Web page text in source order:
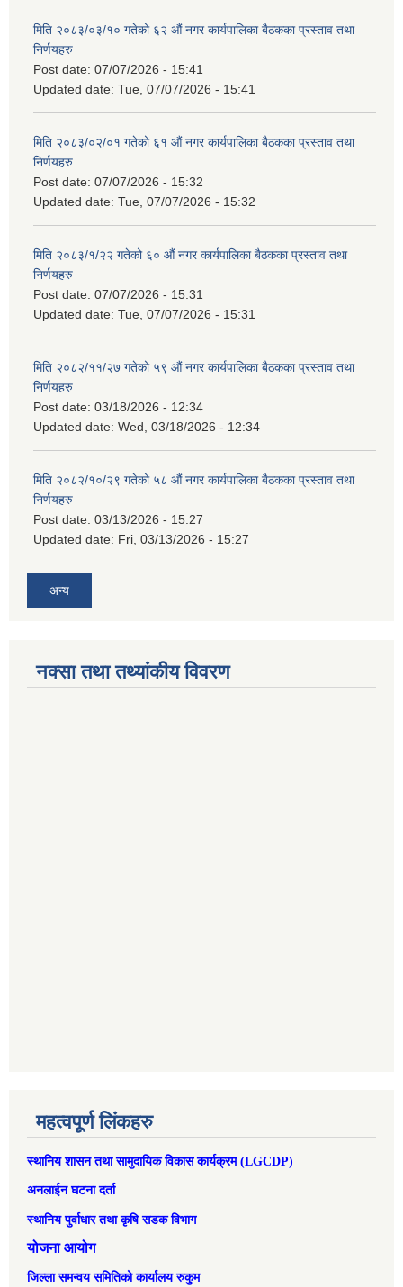
मिति २०८३/०३/१० गतेको ६२ औं नगर कार्यपालिका बैठकका प्रस्ताव तथा
निर्णयहरु
Post date: 07/07/2026 - 15:41
Updated date: Tue, 07/07/2026 - 15:41
मिति २०८३/०२/०१ गतेको ६१ औं नगर कार्यपालिका बैठकका प्रस्ताव तथा
निर्णयहरु
Post date: 07/07/2026 - 15:32
Updated date: Tue, 07/07/2026 - 15:32
मिति २०८३/१/२२ गतेको ६० औं नगर कार्यपालिका बैठकका प्रस्ताव तथा
निर्णयहरु
Post date: 07/07/2026 - 15:31
Updated date: Tue, 07/07/2026 - 15:31
मिति २०८२/११/२७ गतेको ५९ औं नगर कार्यपालिका बैठकका प्रस्ताव तथा
निर्णयहरु
Post date: 03/18/2026 - 12:34
Updated date: Wed, 03/18/2026 - 12:34
मिति २०८२/१०/२९ गतेको ५८ औं नगर कार्यपालिका बैठकका प्रस्ताव तथा
निर्णयहरु
Post date: 03/13/2026 - 15:27
Updated date: Fri, 03/13/2026 - 15:27
अन्य
नक्सा तथा तथ्यांकीय विवरण
महत्वपूर्ण लिंकहरु
स्थानिय शासन तथा सामुदायिक विकास कार्यक्रम (LGCDP)
अनलाईन घटना दर्ता
स्थानिय पुर्वाधार तथा कृषि सडक विभाग
योजना आयोग
जिल्ला समन्वय समितिको कार्यालय रुकुम